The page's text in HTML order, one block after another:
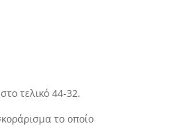
τελικό 44-32.
το οποίο